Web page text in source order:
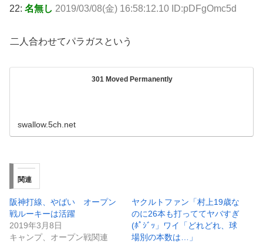
22: 名無し 2019/03/08(金) 16:58:12.10 ID:pDFgOmc5d
二人合わせてパラガスという
301 Moved Permanently
swallow.5ch.net
関連
阪神打線、やばい オープン
戦ルーキーは活躍
2019年3月8日
キャンプ、オープン戦関連
ヤクルトファン「村上19歳な
のに26本も打っててヤバすぎ
(ﾎﾟｼﾞｯ」ワイ「どれどれ、球
場別の本数は…」